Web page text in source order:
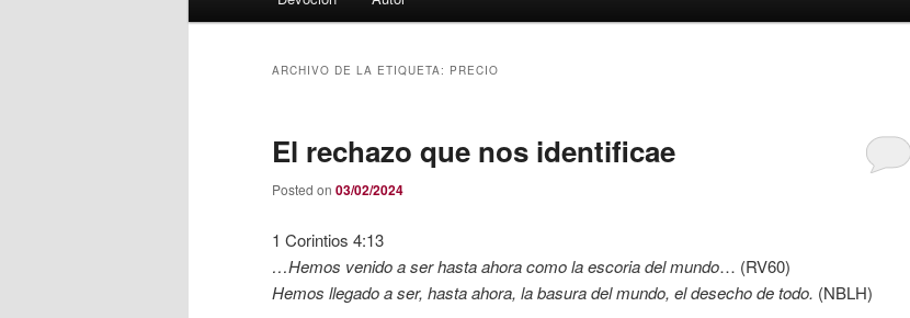
ARCHIVO DE LA ETIQUETA: PRECIO
El rechazo que nos identificae
Posted on 03/02/2024
1 Corintios 4:13
…Hemos venido a ser hasta ahora como la escoria del mundo… (RV60)
Hemos llegado a ser, hasta ahora, la basura del mundo, el desecho de todo. (NBLH)